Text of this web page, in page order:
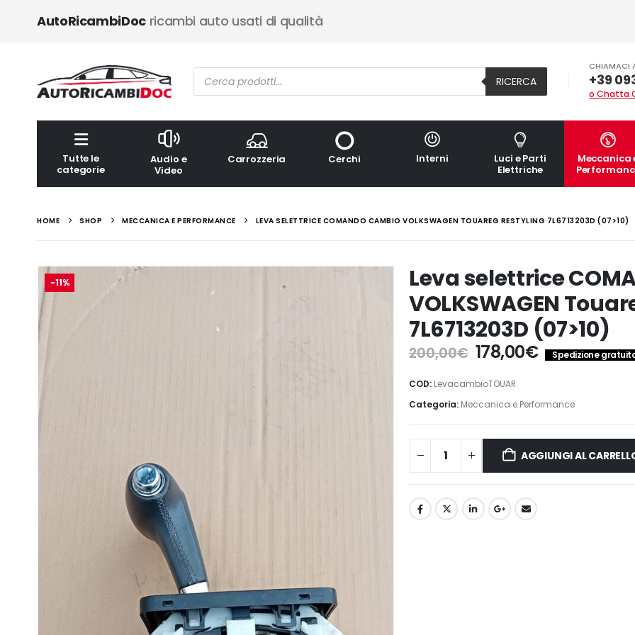
AutoRicambiDocricambi auto usati di qualità
Ricerca
prodotti RICERCA
CHIAMACI
+39
o Chatta
Tutte le
categorie
Audio e
Video
Carrozzeria Cerchi Interni
Luci e Parti
Elettriche
Meccanica
HOME SHOP MECCANICA E PERFORMANCE LEVA SELETTRICE COMANDO CAMBIO VOLKSWAGEN TOUAREG RESTYLING 7L6713203D (07>10)
-11%
Leva selettrice
VOLKSWAGEN
7L6713203D (07>10)
200,00€ Il
prezzo
originale
era:
200,00€.
178,00€Il
prezzo
è:
178,00€.
Spedizione
COD: LevacambioTOUAR
Categoria: Meccanica e Performance
AGGIUNGI AL